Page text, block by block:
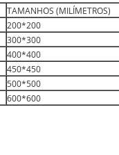
TAMANHOS (MILÍMETROS)
200*200
300*300
400*400
450*450
500*500
600*600